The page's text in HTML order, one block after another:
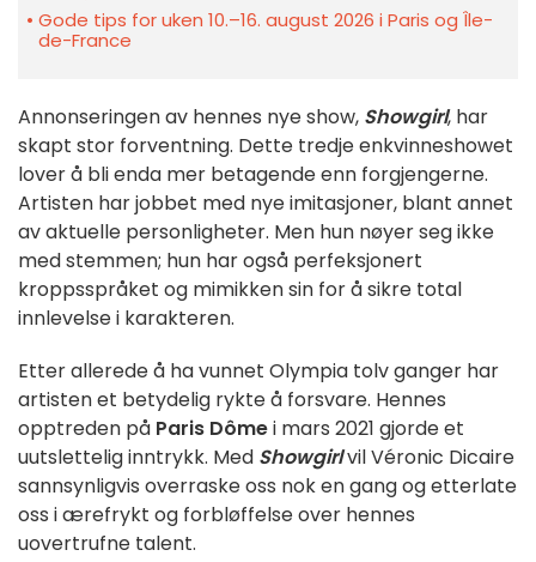
Gode tips for uken 10.–16. august 2026 i Paris og Île-
de-France
Annonseringen av hennes nye show, Showgirl, har
skapt stor forventning. Dette tredje enkvinneshowet
lover å bli enda mer betagende enn forgjengerne.
Artisten har jobbet med nye imitasjoner, blant annet
av aktuelle personligheter. Men hun nøyer seg ikke
med stemmen; hun har også perfeksjonert
kroppsspråket og mimikken sin for å sikre total
innlevelse i karakteren.
Etter allerede å ha vunnet Olympia tolv ganger har
artisten et betydelig rykte å forsvare. Hennes
opptreden på Paris Dômei mars 2021 gjorde et
uutslettelig inntrykk. Med Showgirlvil Véronic Dicaire
sannsynligvis overraske oss nok en gang og etterlate
oss i ærefrykt og forbløffelse over hennes
uovertrufne talent.